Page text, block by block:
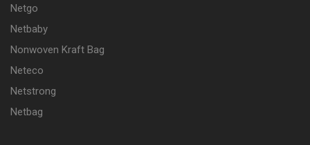
Netgo
Netbaby
Nonwoven Kraft Bag
Neteco
Netstrong
Netbag